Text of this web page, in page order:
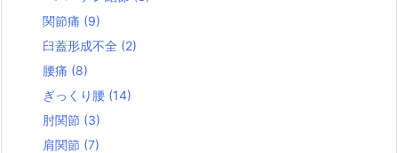
関節痛 (9)
臼蓋形成不全 (2)
腰痛 (8)
ぎっくり腰 (14)
肘関節 (3)
肩関節 (7)